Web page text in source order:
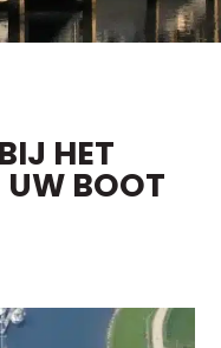
HET
BOOT